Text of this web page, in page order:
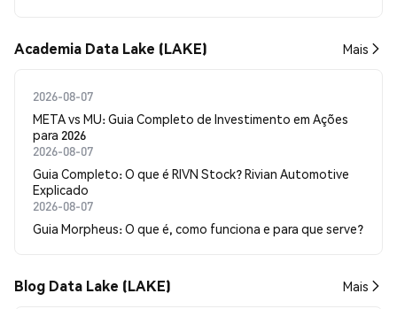
Academia Data Lake (LAKE) Mais
2026-08-07
META vs MU: Guia Completo de Investimento em Ações
para 2026
2026-08-07
Guia Completo: O que é RIVN Stock? Rivian Automotive
Explicado
2026-08-07
Guia Morpheus: O que é, como funciona e para que serve?
Blog Data Lake (LAKE) Mais